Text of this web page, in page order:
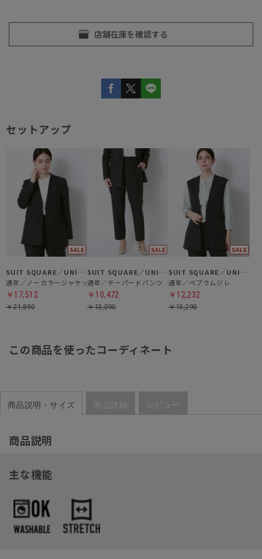
セットアップ
SUIT SQUARE／UNIVERSAL LANGUAGE／WHITE
通年／ノーカラージャケット
￥17,512
￥21,890
SUIT SQUARE／UNIVERSAL LANGUAGE／WHITE
通年／テーパードパンツ
￥10,472
￥13,090
SUIT SQUARE／UNIVERSAL LANGUAGE／WHITE
通年／ペプラムジレ
￥12,232
￥15,290
この商品を使ったコーディネート
商品説明・サイズ 商品詳細 レビュー
商品説明
主な機能